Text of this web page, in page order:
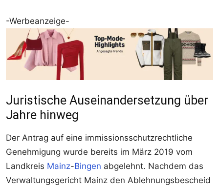
-Werbeanzeige-
Juristische Auseinandersetzung über
Jahre hinweg
Der Antrag auf eine immissionsschutzrechtliche
Genehmigung wurde bereits im März 2019 vom
Landkreis Mainz-Bingen abgelehnt. Nachdem das
Verwaltungsgericht Mainz den Ablehnungsbescheid